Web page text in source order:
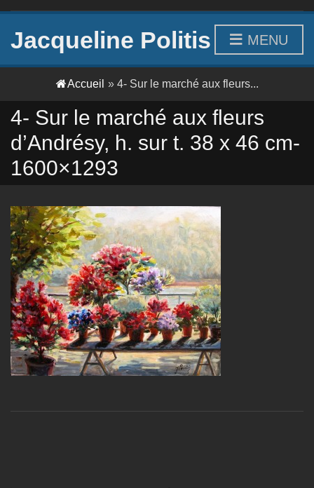
Jacqueline Politis MENU
Accueil » 4- Sur le marché aux fleurs...
4- Sur le marché aux fleurs
d’Andrésy, h. sur t. 38 x 46 cm-
1600×1293